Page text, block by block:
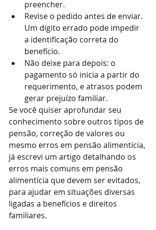
preencher.
Revise o pedido antes de enviar.
Um dígito errado pode impedir
a identificação correta do
benefício.
Não deixe para depois: o
pagamento só inicia a partir do
requerimento, e atrasos podem
gerar prejuízo familiar.
Se você quiser aprofundar seu
conhecimento sobre outros tipos de
pensão, correção de valores ou
mesmo erros em pensão alimentícia,
já escrevi um artigo detalhando os
erros mais comuns em pensão
alimentícia que devem ser evitados,
para ajudar em situações diversas
ligadas a benefícios e direitos
familiares.